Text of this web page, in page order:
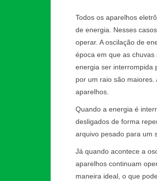
Todos os aparelhos
de energia. Nesses
operar. A oscilação de
época em que as
energia ser interrompida
por um raio são
aparelhos.
Quando a energia é
desligados de forma
arquivo pesado para um
Já quando acontece a
aparelhos continuam
maneira ideal, o que